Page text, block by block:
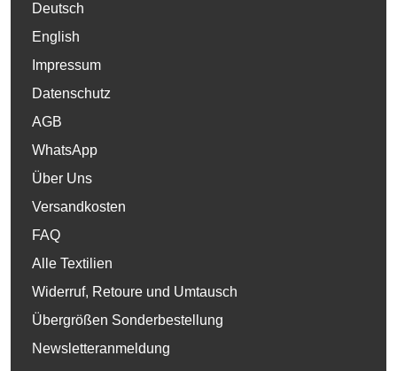
Deutsch
English
Impressum
Datenschutz
AGB
WhatsApp
Über Uns
Versandkosten
FAQ
Alle Textilien
Widerruf, Retoure und Umtausch
Übergrößen Sonderbestellung
Newsletteranmeldung